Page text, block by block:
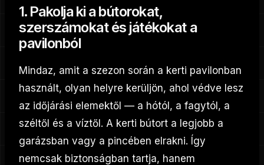
1. Pakolja ki a bútorokat,
szerszámokat és játékokat a
pavilonból
Mindaz, amit a szezon során a kerti pavilonban
használt, olyan helyre kerüljön, ahol védve lesz
az időjárási elemektől — a hótól, a fagytól, a
széltől és a víztől. A kerti bútort a legjobb a
garázsban vagy a pincében elrakni. Így
nemcsak biztonságban tartja, hanem